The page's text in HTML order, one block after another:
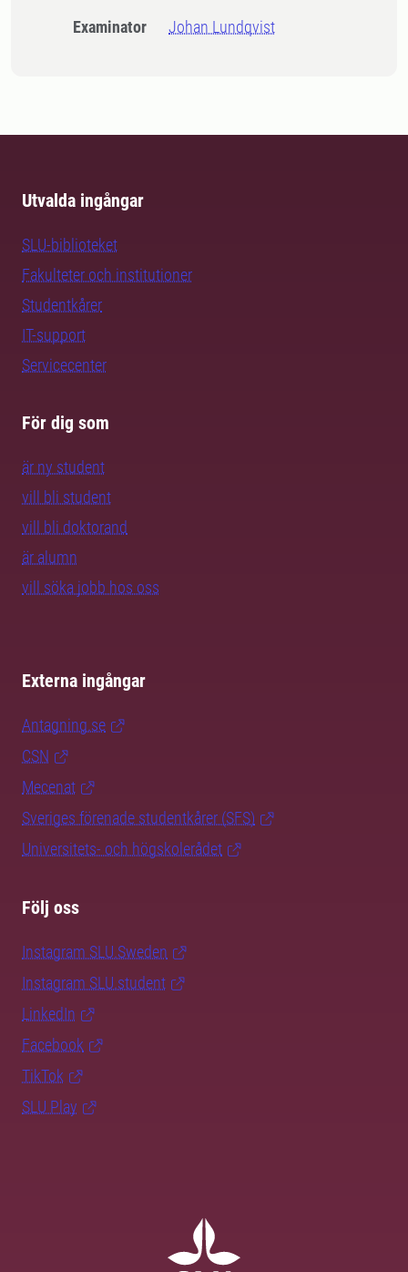
Examinator Johan Lundqvist
Utvalda ingångar
SLU-biblioteket
Fakulteter och institutioner
Studentkårer
IT-support
Servicecenter
För dig som
är ny student
vill bli student
vill bli doktorand
är alumn
vill söka jobb hos oss
Externa ingångar
Antagning.se
CSN
Mecenat
Sveriges förenade studentkårer (SFS)
Universitets- och högskolerådet
Följ oss
Instagram SLU.Sweden
Instagram SLU.student
LinkedIn
Facebook
TikTok
SLU Play